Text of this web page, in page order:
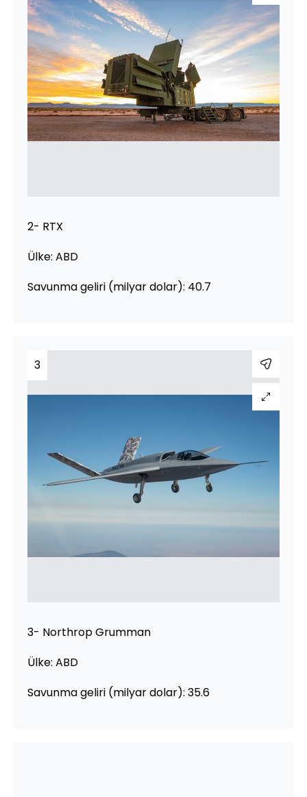
2- RTX
Ülke: ABD
Savunma geliri (milyar dolar): 40.7
3
3- Northrop Grumman
Ülke: ABD
Savunma geliri (milyar dolar): 35.6